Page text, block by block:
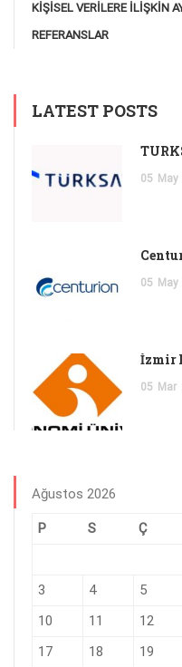
KİŞİSEL VERİLERE İLİŞKİN
REFERANSLAR
LATEST POSTS
05 May
05 May
İzmir
05 Mar
Ağustos 2026
P S Ç
3
4 5
10
11 12
17
18 19